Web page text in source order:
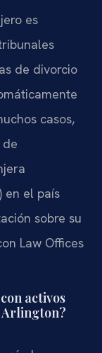
es
de divorcio
casos,
en el país
sobre su
Law Offices
activos
Arlington?